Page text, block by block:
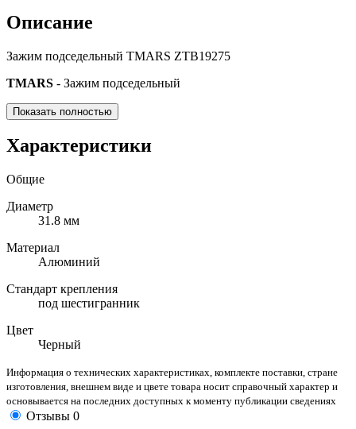
Описание
Зажим подседельный TMARS ZTB19275
TMARS - Зажим подседельный
Показать полностью
Характеристики
Общие
Диаметр
31.8 мм
Материал
Алюминий
Стандарт крепления
под шестигранник
Цвет
Черный
Информация о технических характеристиках, комплекте поставки, стране
изготовления, внешнем виде и цвете товара носит справочный характер и
основывается на последних доступных к моменту публикации сведениях
Отзывы 0